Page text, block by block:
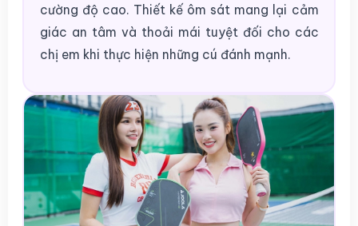
cường độ cao. Thiết kế ôm sát mang lại cảm
giác an tâm và thoải mái tuyệt đối cho các
chị em khi thực hiện những cú đánh mạnh.